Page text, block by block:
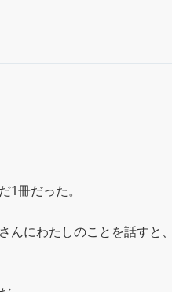
1冊だった。
んにわたしのことを話すと